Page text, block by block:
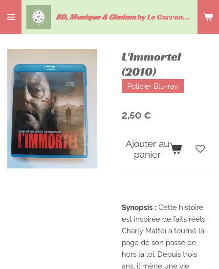
au
contenu
BD, Musique & Cinémaby Le Carrousel du livre
L'Immortel
(2010)
Policier Blu-ray
2,50 €
Ajouter au
panier
Synopsis : Cette histoire
est inspirée de faits rééls…
Charly Matteï a tourné la
page de son passé de
hors la loi. Depuis trois
ans, il mène une vie